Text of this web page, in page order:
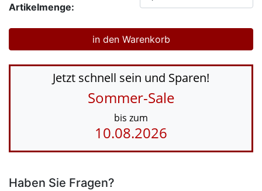
Artikelmenge:
Jetzt schnell sein und Sparen!
Sommer-Sale
bis zum
10.08.2026
Haben Sie Fragen?